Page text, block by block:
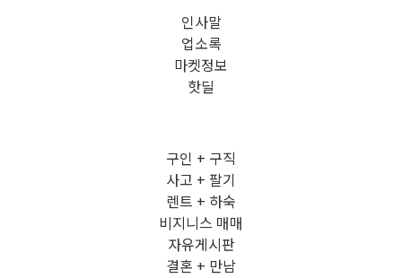
인사말
업소록
마켓정보
핫딜
구인 + 구직
사고 + 팔기
렌트 + 하숙
비지니스 매매
자유게시판
결혼 + 만남